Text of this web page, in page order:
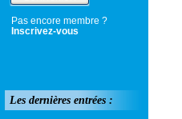
Pas encore membre ?
Inscrivez-vous
Les dernières entrées :